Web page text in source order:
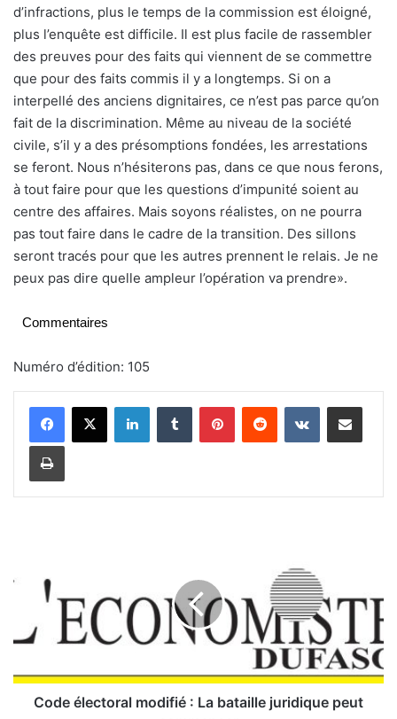
d’infractions, plus le temps de la commission est éloigné,
plus l’enquête est difficile. Il est plus facile de rassembler
des preuves pour des faits qui viennent de se commettre
que pour des faits commis il y a longtemps. Si on a
interpellé des anciens dignitaires, ce n’est pas parce qu’on
fait de la discrimination. Même au niveau de la société
civile, s’il y a des présomptions fondées, les arrestations
se feront. Nous n’hésiterons pas, dans ce que nous ferons,
à tout faire pour que les questions d’impunité soient au
centre des affaires. Mais soyons réalistes, on ne pourra
pas tout faire dans le cadre de la transition. Des sillons
seront tracés pour que les autres prennent le relais. Je ne
peux pas dire quelle ampleur l’opération va prendre».
Commentaires
Numéro d’édition: 105
e
t
Code électoral modifié : La bataille juridique peut